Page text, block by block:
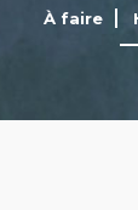
À faire